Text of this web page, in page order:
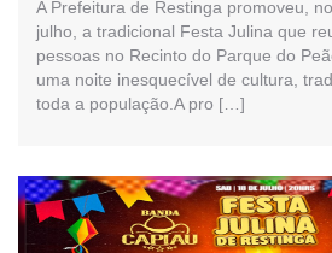
A Prefeitura de Restinga promoveu,
julho, a tradicional Festa Julina que
pessoas no Recinto do Parque do
uma noite inesquecível de cultura,
toda a população.A pro […]